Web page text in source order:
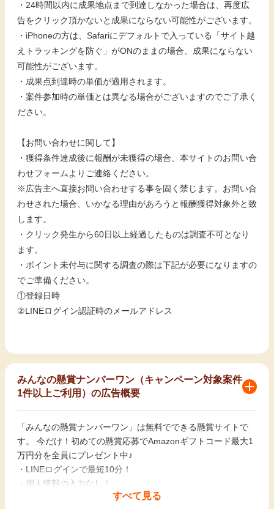
・24時間以内に成果地点まで到達しなかった場合は、再度広
告をクリック頂かないと成果にならない可能性がございます。
・iPhoneの方は、Safariにデフォルトで入っている「サイト越
えトラッキングを防ぐ」がONのままの場合、成果にならない
可能性がございます。
・成果点到達時の単価が適用されます。
・案件参加時の単価とは異なる場合がございますのでご了承く
ださい。
【お問い合わせに関して】
・獲得条件達成後に報酬が未獲得の場合、本サイトのお問い合
わせフォームよりご連絡ください。
※広告主へ直接お問い合わせする事を固く禁じます。お問い合
わせされた場合、いかなる理由があろうと報酬獲得対象外と致
します。
・クリック発生から60日以上経過したものは調査不可となり
ます。
・ポイント未付与に関する調査の際は下記が必要になりますの
でご準備ください。
①登録日時
②LINEログイン認証時のメールアドレス
すべて見る
みんなの懸賞ナンバーワン（キャンペーン対象案件
1件以上ご利用）の広告概要
「みんなの懸賞ナンバーワン」は無料でできる懸賞サイトで
す。 今だけ！初めての懸賞応募でAmazonギフトコード最大1
万円分を全員にプレゼント中♪
・LINEログインで最短10分！
・個人情報の入力なし！
・その場でもらえるキャンペーンが盛りだくさん！